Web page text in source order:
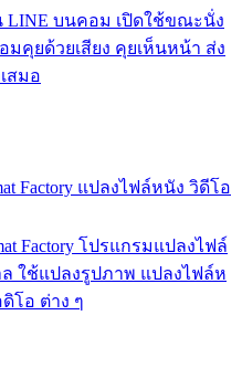
LINE บนคอม เปิดใช้ขณะนั่ง
คุยด้วยเสียง คุยเห็นหน้า ส่ง
สมอ
Factory แปลงไฟล์หนัง วิดีโอ
Factory โปรแกรมแปลงไฟล์
ใช้แปลงรูปภาพ แปลงไฟล์ห
โอ ต่าง ๆ